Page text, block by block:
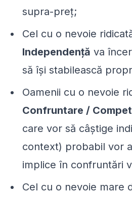
supra-preț;
Cel cu o nevoie
Independență va
să își stabilească
Oamenii cu o nevoie
Confruntare /
care vor să câștige
context) probabil vor
implice în confruntări
Cel cu o nevoie mare